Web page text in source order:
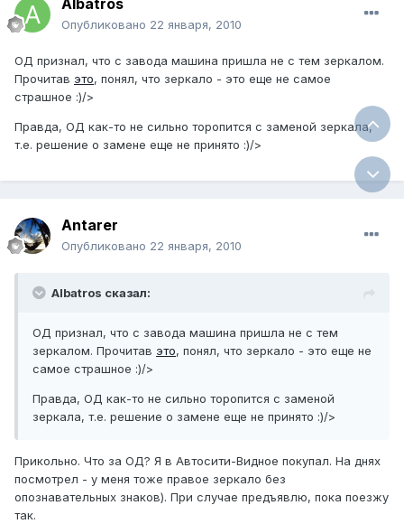
Albatros
Опубликовано 22 января, 2010
ОД признал, что с завода машина пришла не с тем зеркалом.
Прочитав это, понял, что зеркало - это еще не самое
страшное :)/>
Правда, ОД как-то не сильно торопится с заменой зеркала,
т.е. решение о замене еще не принято :)/>
Antarer
Опубликовано 22 января, 2010
Albatros сказал:
ОД признал, что с завода машина пришла не с тем
зеркалом. Прочитав это, понял, что зеркало - это еще не
самое страшное :)/>
Правда, ОД как-то не сильно торопится с заменой
зеркала, т.е. решение о замене еще не принято :)/>
Прикольно. Что за ОД? Я в Автосити-Видное покупал. На днях
посмотрел - у меня тоже правое зеркало без
опознавательных знаков). При случае предъявлю, пока поезжу
так.